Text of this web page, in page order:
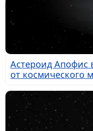
Астероид Апофис
от космического